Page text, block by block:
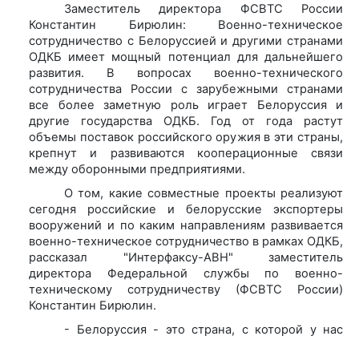
Заместитель директора ФСВТС России
Константин Бирюлин: Военно-техническое
сотрудничество с Белоруссией и другими странами
ОДКБ имеет мощный потенциал для дальнейшего
развития. В вопросах военно-технического
сотрудничества России с зарубежными странами
все более заметную роль играет Белоруссия и
другие государства ОДКБ. Год от года растут
объемы поставок российского оружия в эти страны,
крепнут и развиваются кооперационные связи
между оборонными предприятиями.
О том, какие совместные проекты реализуют
сегодня российские и белорусские экспортеры
вооружений и по каким направлениям развивается
военно-техническое сотрудничество в рамках ОДКБ,
рассказал "Интерфаксу-АВН" заместитель
директора Федеральной службы по военно-
техническому сотрудничеству (ФСВТС России)
Константин Бирюлин.
- Белоруссия - это страна, с которой у нас